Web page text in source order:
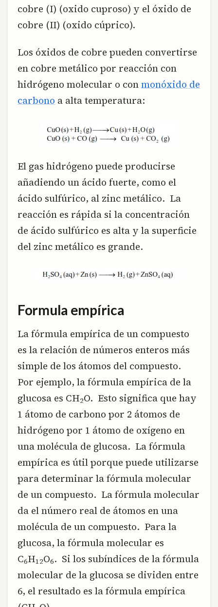
cobre (I) (oxido cuproso) y el óxido de
cobre (II) (oxido cúprico).
Los óxidos de cobre pueden convertirse
en cobre metálico por reacción con
hidrógeno molecular o conmonóxido de
carbono a alta temperatura:
El gas hidrógeno puede producirse
añadiendo un ácido fuerte, como el
ácido sulfúrico, al zinc metálico. La
reacción es rápida si la concentración
de ácido sulfúrico es alta y la superficie
del zinc metálico es grande.
Formula empírica
La fórmula empírica de un compuesto
es la relación de números enteros más
simple de los átomos del compuesto.
Por ejemplo, la fórmula empírica de la
glucosa es CH2O. Esto significa que hay
1 átomo de carbono por 2 átomos de
hidrógeno por 1 átomo de oxígeno en
una molécula de glucosa. La fórmula
empírica es útil porque puede utilizarse
para determinar la fórmula molecular
de un compuesto. La fórmula molecular
da el número real de átomos en una
molécula de un compuesto. Para la
glucosa, la fórmula molecular es
C6H12O6. Si los subíndices de la fórmula
molecular de la glucosa se dividen entre
6, el resultado es la fórmula empírica